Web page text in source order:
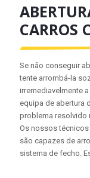
CARROS
Se não conseguir
tente arrombá-la
irremediavelmente
equipa de abertura
problema resolvido
Os nossos
são capazes de
sistema de fecho.